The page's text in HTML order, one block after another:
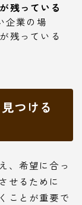
残っている
企業の場
残っている
つける
、希望に合っ
せるために
ことが重要で